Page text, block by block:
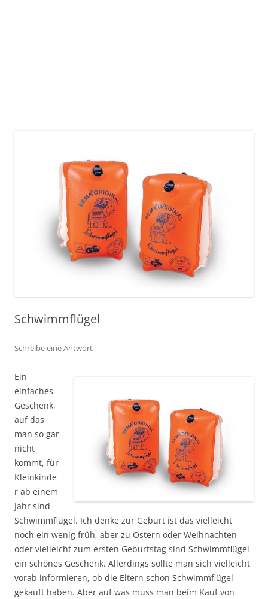
Schwimmflügel
Schreibe eine Antwort
Ein
einfaches
Geschenk,
auf das
man so gar
nicht
kommt, für
Kleinkinde
r ab einem
Jahr sind
Schwimmflügel. Ich denke zur Geburt ist das vielleicht
noch ein wenig früh, aber zu Ostern oder Weihnachten –
oder vielleicht zum ersten Geburtstag sind Schwimmflügel
ein schönes Geschenk. Allerdings sollte man sich vielleicht
vorab informieren, ob die Eltern schon Schwimmflügel
gekauft haben. Aber auf was muss man beim Kauf von